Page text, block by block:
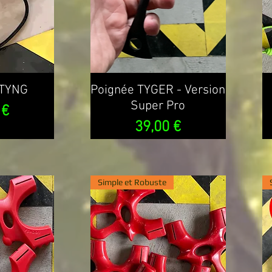
Poignée TYGER - Version
Super Pro
Prix
39,00 €
Simple et Robuste